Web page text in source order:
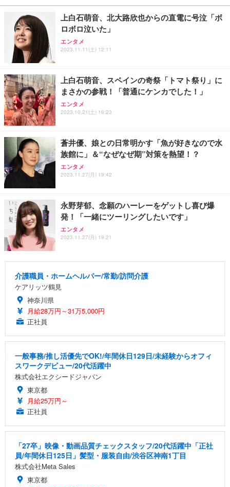
上白石萌音、北大路欣也からの直電に号泣「ボ
ロボロ泣いた」
エンタメ
2023.11.11(土) 12:11
上白石萌音、スペインの奇祭「トマト祭り」に
まさかの参戦！「普通にケンカでした！」
エンタメ
2023.10.21(土) 16:23
蒼井優、娘との日常明かす「魚が好きなので水
族館に」＆“なぜなぜ期”対策を熱望！？
エンタメ
2023.11.27(月) 19:42
永野芽郁、念願のハーレーをゲットし喜び爆
発！「一緒にツーリングしたいです」
エンタメ
2023.11.27(月) 19:21
介護職員・ホームヘルパー/常勤/訪問介護
ケアリッツ鶴見
神奈川県
月給28万円～31万5,000円
正社員
一般事務/推し活優先でOK!/年間休日129日/未経験からオフィ
スワークデビュー/20代活躍中
株式会社エクシードジャパン
東京都
月給25万円～
正社員
「27卒」映像・動画品質チェックスタッフ/20代活躍中「正社
員/年間休日125日」髪型・服装自由/渋谷区神南1丁目
株式会社Meta Sales
東京都